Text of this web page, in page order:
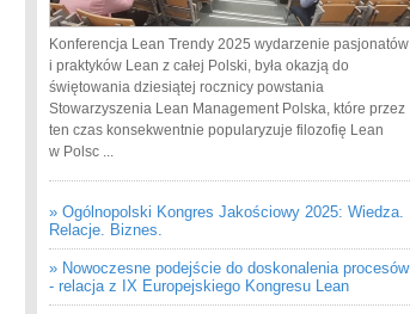
Konferencja Lean Trendy 2025 wydarzenie pasjonatów
i praktyków Lean z całej Polski, była okazją do
świętowania dziesiątej rocznicy powstania
Stowarzyszenia Lean Management Polska, które przez
ten czas konsekwentnie popularyzuje filozofię Lean
w Polsc ...
» Ogólnopolski Kongres Jakościowy 2025: Wiedza.
Relacje. Biznes.
» Nowoczesne podejście do doskonalenia procesów
- relacja z IX Europejskiego Kongresu Lean